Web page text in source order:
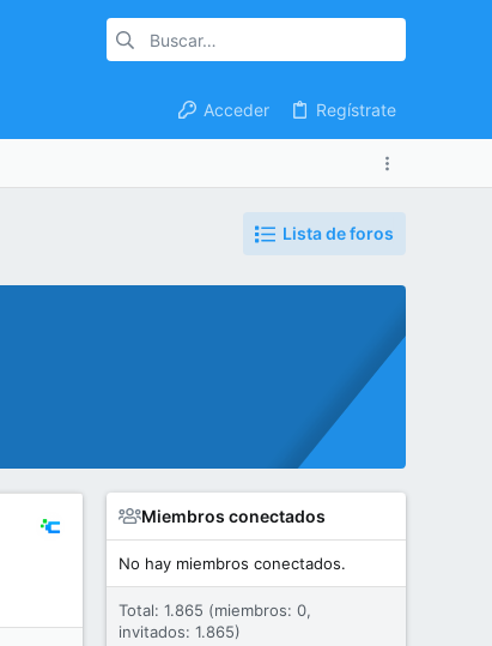
Acceder Regístrate
Lista de foros
Miembros conectados
No hay miembros conectados.
Total: 1.865 (miembros: 0,
invitados: 1.865)